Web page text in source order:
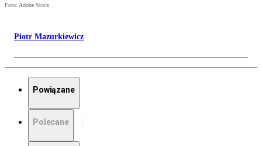
Foto: Adobe Stock
Piotr Mazurkiewicz
Powiązane
Polecane